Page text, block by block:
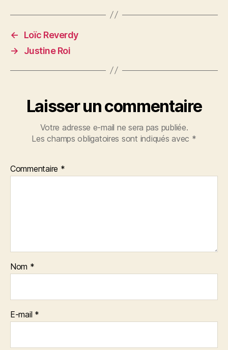
←
Loïc Reverdy
→
Justine Roi
Laisser un commentaire
Votre adresse e-mail ne sera pas publiée.
Les champs obligatoires sont indiqués avec *
Commentaire *
Nom *
E-mail *